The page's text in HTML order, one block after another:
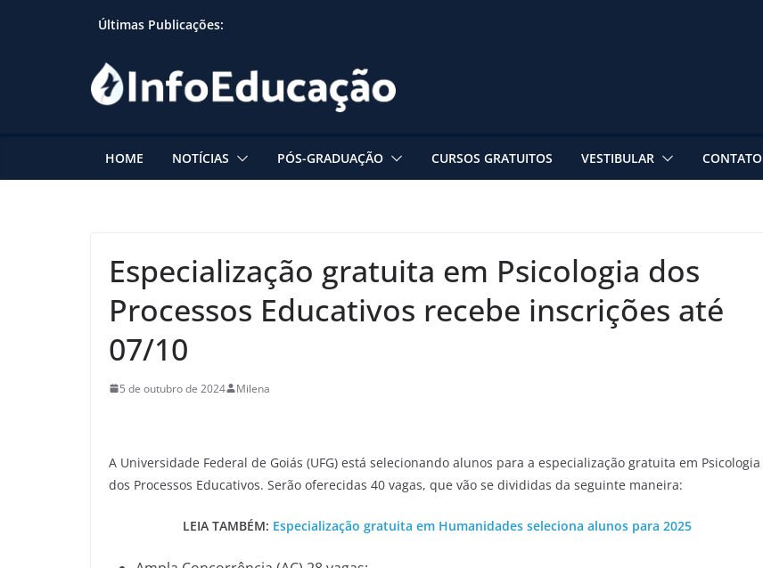
Últimas Publicações:
HOME NOTÍCIAS PÓS-GRADUAÇÃO CURSOS GRATUITOS VESTIBULAR CONTATO
Especialização gratuita em Psicologia dos
Processos Educativos recebe inscrições até
07/10
5 de outubro de 2024 Milena
A Universidade Federal de Goiás (UFG) está selecionando alunos para a especialização gratuita em Psicologia
dos Processos Educativos. Serão oferecidas 40 vagas, que vão se divididas da seguinte maneira:
LEIA TAMBÉM: Especialização gratuita em Humanidades seleciona alunos para 2025